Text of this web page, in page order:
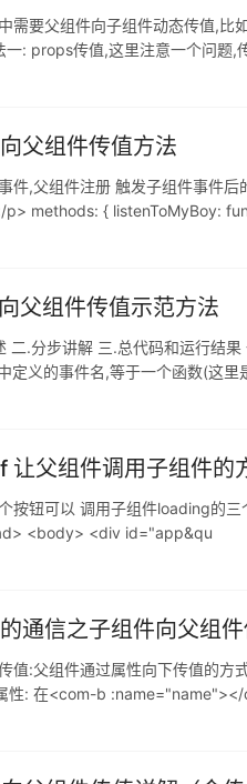
需要父组件向子组件动态传值,比
一: props传值,这里注意一个问
父组件传值方法
件,父组件注册 触发子组件事件
p> methods: { listenToMyBoy:
父组件传值示范方法
二.分步讲解 三.总代码和运行结
定义的事件名,等于一个函数(这
让父组件调用子组件的
按钮可以 调用子组件loading
<body> <div id="app&qu
通信之子组件向父组
值:父组件通过属性向下传值的
性: 在<com-b :name="name"></